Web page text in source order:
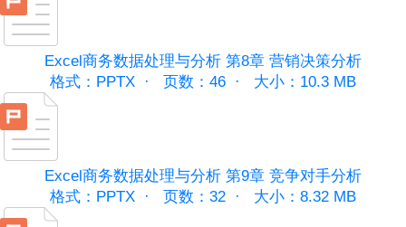
Excel商务数据处理与分析 第8章 营销决策分析
格式：PPTX ·
页数：46 · 大小：10.3 MB
Excel商务数据处理与分析 第9章 竞争对手分析
格式：PPTX ·
页数：32 · 大小：8.32 MB